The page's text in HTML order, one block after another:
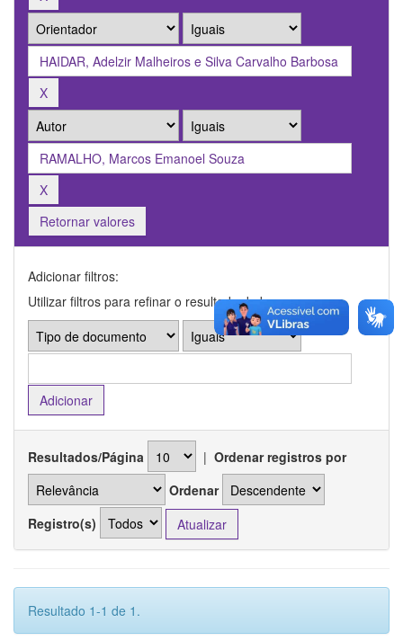
Retornar valores
Adicionar filtros:
Utilizar filtros para refinar o resultado de busca.
Resultados/Página | Ordenar registros por
Ordenar
Registro(s)
Resultado 1-1 de 1.